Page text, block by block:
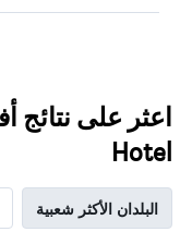
Hotel
البلدان الأكثر شعبية